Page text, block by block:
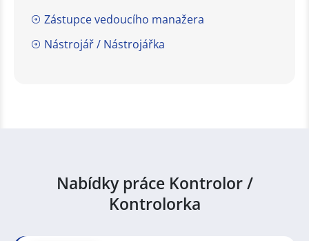
Zástupce vedoucího manažera
Nástrojář / Nástrojářka
Nabídky práce Kontrolor /
Kontrolorka